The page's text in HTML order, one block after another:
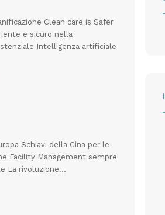
Clean care is Safer
e sicuro nella
Intelligenza artificiale
Schiavi della Cina per le
Facility Management sempre
La rivoluzione…